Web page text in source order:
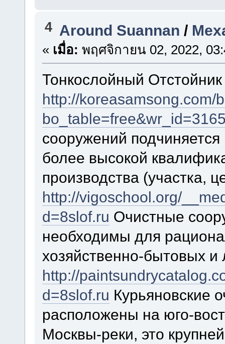
4 Around Suannan /
« เมื่อ: พฤศจิกายน 02, 2022,
Тонкослойный
http://koreasamsong.com/
сооружений
более высокой
производства (участка,
http://vigoschool.org/
d=8slof.ru Очистные
необходимы для
хозяйственно-бытовых и
http://
d=8slof.ru Курьяновские
расположены на юго-
Москвы-реки, это